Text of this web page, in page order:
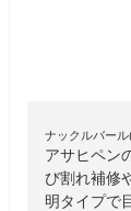
ナックルバー
アサヒペン
び割れ補修
明タイプで